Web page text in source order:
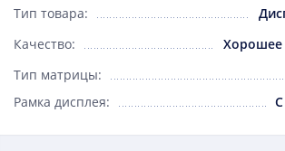
Тип товара:
Качество:
Хорошее
Тип матрицы:
Рамка дисплея: